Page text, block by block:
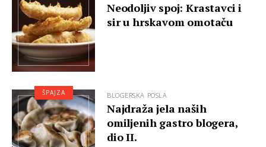
Neodoljiv spoj: Krastavci i
sir u hrskavom omotaču
BLOGERSKA POSLA
Najdraža jela naših
omiljenih gastro blogera,
dio II.
ŠPAJZA